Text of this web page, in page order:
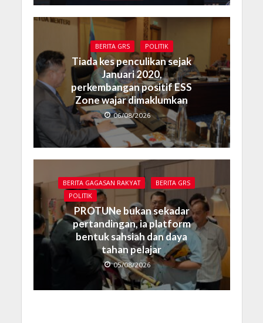
BERITA GRS POLITIK
Tiada kes penculikan sejak
Januari 2020,
perkembangan positif ESS
Zone wajar dimaklumkan
06/08/2026
BERITA GAGASAN RAKYAT
BERITA GRS
POLITIK
PROTUNe bukan sekadar
pertandingan, ia platform
bentuk sahsiah dan daya
tahan pelajar
05/08/2026